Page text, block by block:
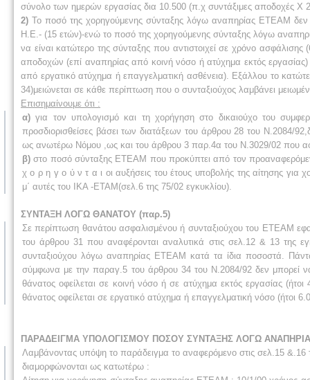
σύνολο των ημερών εργασίας δια 10.500 (π.χ συντάξιμες αποδοχές
2) Το ποσό της χορηγούμενης σύνταξης λόγω αναπηρίας ΕΤΕΑΜ δεν
Η.Ε.- (15 ετών)-ενώ το ποσό της χορηγούμενης σύνταξης λόγω
να είναι κατώτερο της σύνταξης που αντιστοιχεί σε χρόνο
αποδοχών (επί αναπηρίας από κοινή νόσο ή ατύχημα εκτός
από εργατικό ατύχημα ή επαγγελματική ασθένεια). Εξάλλου το
34)μειώνεται σε κάθε περίπτωση που ο συνταξιούχος λαμβάνει
Επισημαίνουμε ότι :
α) για τον υπολογισμό και τη χορήγηση στο δικαιούχο του
προσδιορισθείσες βάσει των διατάξεων του άρθρου 28 του Ν.2084/
ως ανωτέρω Νόμου ,ως και του άρθρου 3 παρ.4α του Ν.3029/02 που
β) στο ποσό σύνταξης ΕΤΕΑΜ που προκύπτει από τον
χ ο ρ η γ ο ύ ν τ α ι οι αυξήσεις του έτους υποβολής της αίτησης για
μ΄ αυτές του ΙΚΑ -ΕΤΑΜ(σελ.6 της 75/02 εγκυκλίου).
ΣΥΝΤΑΞΗ ΛΟΓΩ ΘΑΝΑΤΟΥ (παρ.5)
Σε περίπτωση θανάτου ασφαλισμένου ή συνταξιούχου του ΕΤΕΑΜ
του άρθρου 31 που αναφέρονται αναλυτικά στις σελ.12 & 13 της
συνταξιούχου λόγω αναπηρίας ΕΤΕΑΜ κατά τα ίδια ποσοστά.
σύμφωνα με την παραγ.5 του άρθρου 34 του Ν.2084/92 δεν μπορεί
θάνατος οφείλεται σε κοινή νόσο ή σε ατύχημα εκτός εργασίας
θάνατος οφείλεται σε εργατικό ατύχημα ή επαγγελματική νόσο (ήτοι
ΠΑΡΑΔΕΙΓΜΑ ΥΠΟΛΟΓΙΣΜΟΥ ΠΟΣΟΥ ΣΥΝΤΑΞΗΣ ΛΟΓΩ
Λαμβάνοντας υπόψη το παράδειγμα το αναφερόμενο στις σελ.15
διαμορφώνονται ως κατωτέρω :